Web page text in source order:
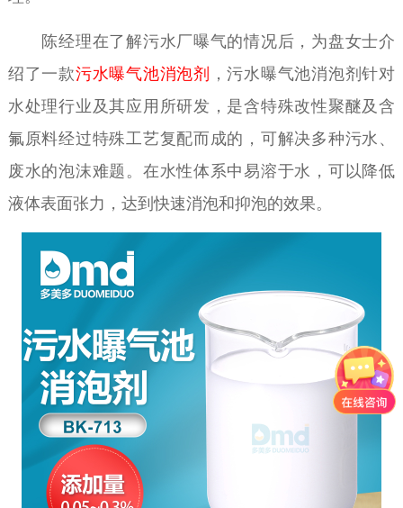
陈经理在了解污水厂曝气的情况后，为盘女士介
绍了一款污水曝气池消泡剂
，污水曝气池消泡剂针对
水处理行业及其应用所研发，是含特殊改性聚醚及含
氟原料经过特殊工艺复配而成的，可解决多种污水、
废水的泡沫难题。在水性体系中易溶于水，可以降低
液体表面张力，达到快速消泡和抑泡的效果。